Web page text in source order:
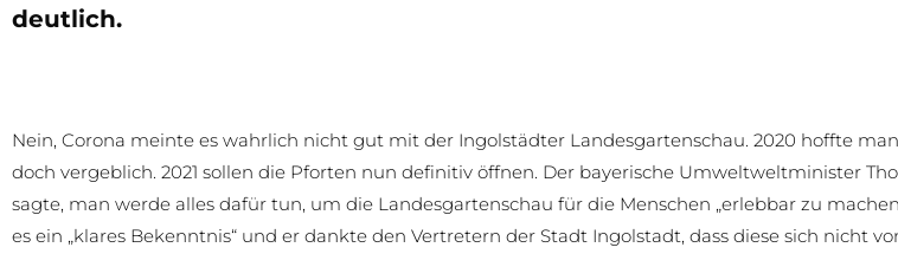
deutlich.
Nein, Corona meinte es wahrlich nicht gut mit der Ingolstädter Landesgartenschau. 2020 hoffte
doch vergeblich. 2021 sollen die Pforten nun definitiv öffnen. Der bayerische Umweltweltminister
sagte, man werde alles dafür tun, um die Landesgartenschau für die Menschen „erlebbar zu
es ein „klares Bekenntnis“ und er dankte den Vertretern der Stadt Ingolstadt, dass diese sich nicht